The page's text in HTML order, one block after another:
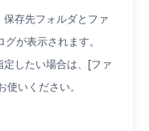
存先フォルダとファ
が表示されます。
したい場合は、[ファ
いください。